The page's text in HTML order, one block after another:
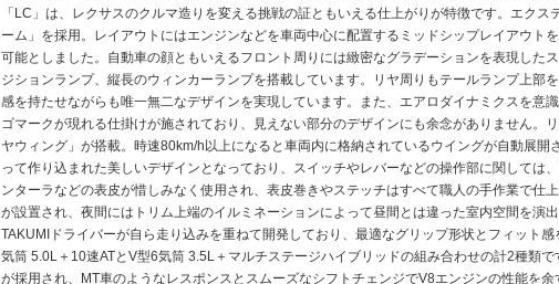
「LC」は、レクサスのクルマ造りを変える挑戦の証ともいえる仕上がりが特徴です。エク
ーム」を採用。レイアウトにはエンジンなどを車両中心に配置するミッドシップレイアウト
可能としました。自動車の顔ともいえるフロント周りには緻密なグラデーションを表現し
ジションランプ、縦長のウィンカーランプを搭載しています。リヤ周りもテールランプ上
感を持たせながらも唯一無二なデザインを実現しています。また、エアロダイナミクスを意
ゴマークが現れる仕掛けが施されており、見えない部分のデザインにも余念がありません。
ヤウィング」が搭載。時速80km/h以上になると車両内に格納されているウイングが自動展
って作り込まれた美しいデザインとなっており、スイッチやレバーなどの操作部に関しては
ンターラなどの表皮が惜しみなく使用され、表皮巻きやステッチはすべて職人の手作業で仕
が設置され、夜間にはトリム上端のイルミネーションによって昼間とは違った室内空間を演
TAKUMIドライバーが自ら走り込みを重ねて開発しており、最適なグリップ形状とフィット
気筒 5.0L＋10速ATとV型6気筒 3.5L＋マルチステージハイブリッドの組み合わせの計2種類
が採用され、MT車のようなレスポンスとスムーズなシフトチェンジでV8エンジンの性能を